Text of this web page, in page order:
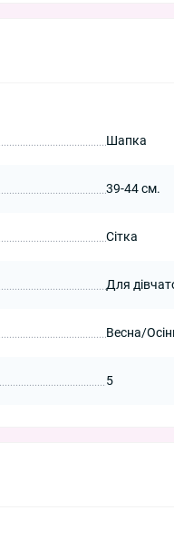
Шапка
39-44 см.
Сітка
Для
Весна/
5